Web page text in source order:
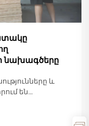
նախագծերը
և
են